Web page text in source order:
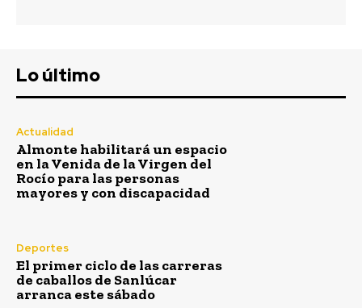
Confirman la absolución de acusados de
Lo último
Actualidad
Almonte habilitará un espacio
en la Venida de la Virgen del
Rocío para las personas
mayores y con discapacidad
Deportes
El primer ciclo de las carreras
de caballos de Sanlúcar
arranca este sábado